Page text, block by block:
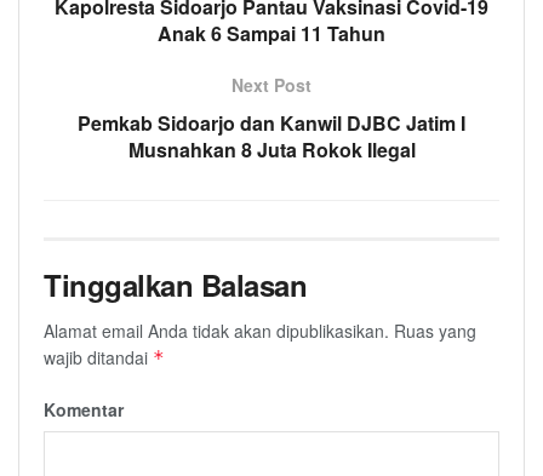
Kapolresta Sidoarjo Pantau Vaksinasi Covid-19
Anak 6 Sampai 11 Tahun
Next Post
Pemkab Sidoarjo dan Kanwil DJBC Jatim I
Musnahkan 8 Juta Rokok Ilegal
Tinggalkan Balasan
Alamat email Anda tidak akan dipublikasikan. Ruas yang
wajib ditandai *
Komentar